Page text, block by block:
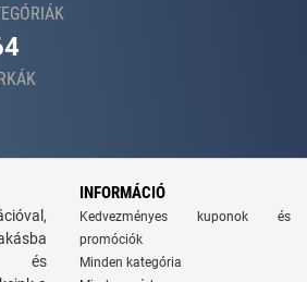
és
INFORMÁCIÓ
Kedvezményes kuponok és
promóciók
Minden kategória